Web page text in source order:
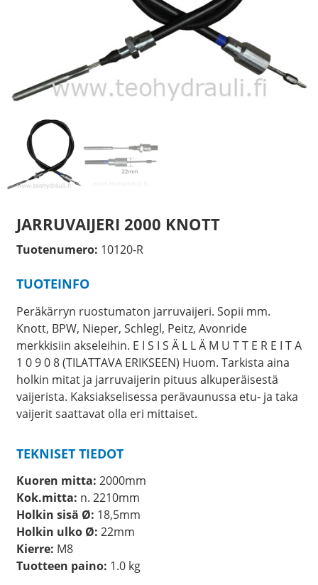
JARRUVAIJERI 2000 KNOTT
Tuotenumero: 10120-R
TUOTEINFO
Peräkärryn ruostumaton jarruvaijeri. Sopii mm.
Knott, BPW, Nieper, Schlegl, Peitz, Avonride
merkkisiin akseleihin. E I S I S Ä L L Ä M U T T E R E I T A
1 0 9 0 8 (TILATTAVA ERIKSEEN) Huom. Tarkista aina
holkin mitat ja jarruvaijerin pituus alkuperäisestä
vaijerista. Kaksiakselisessa perävaunussa etu- ja taka
vaijerit saattavat olla eri mittaiset.
TEKNISET TIEDOT
Kuoren mitta: 2000mm
Kok.mitta: n. 2210mm
Holkin sisä Ø: 18,5mm
Holkin ulko Ø: 22mm
Kierre: M8
Tuotteen paino: 1.0 kg